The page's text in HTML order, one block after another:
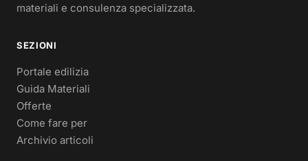
materiali e consulenza specializzata.
SEZIONI
Portale edilizia
Guida Materiali
Offerte
Come fare per
Archivio articoli